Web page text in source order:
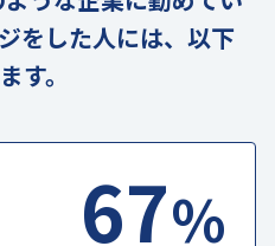
をした人には、以下
す。
67%